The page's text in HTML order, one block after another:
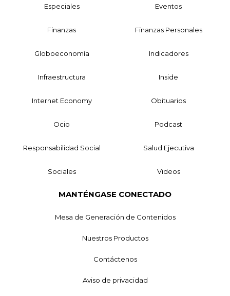
Especiales Eventos
Finanzas Finanzas Personales
Globoeconomía Indicadores
Infraestructura Inside
Internet Economy Obituarios
Ocio Podcast
Responsabilidad Social Salud Ejecutiva
Sociales Videos
MANTÉNGASE CONECTADO
Mesa de Generación de Contenidos
Nuestros Productos
Contáctenos
Aviso de privacidad